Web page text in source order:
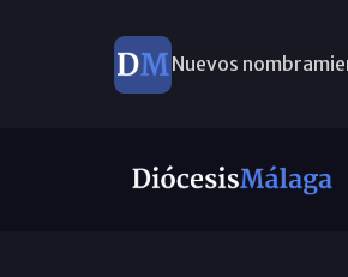
Nuevos